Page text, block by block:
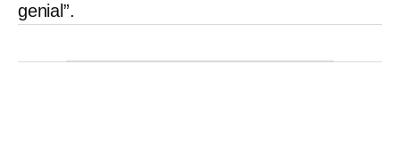
genial”.